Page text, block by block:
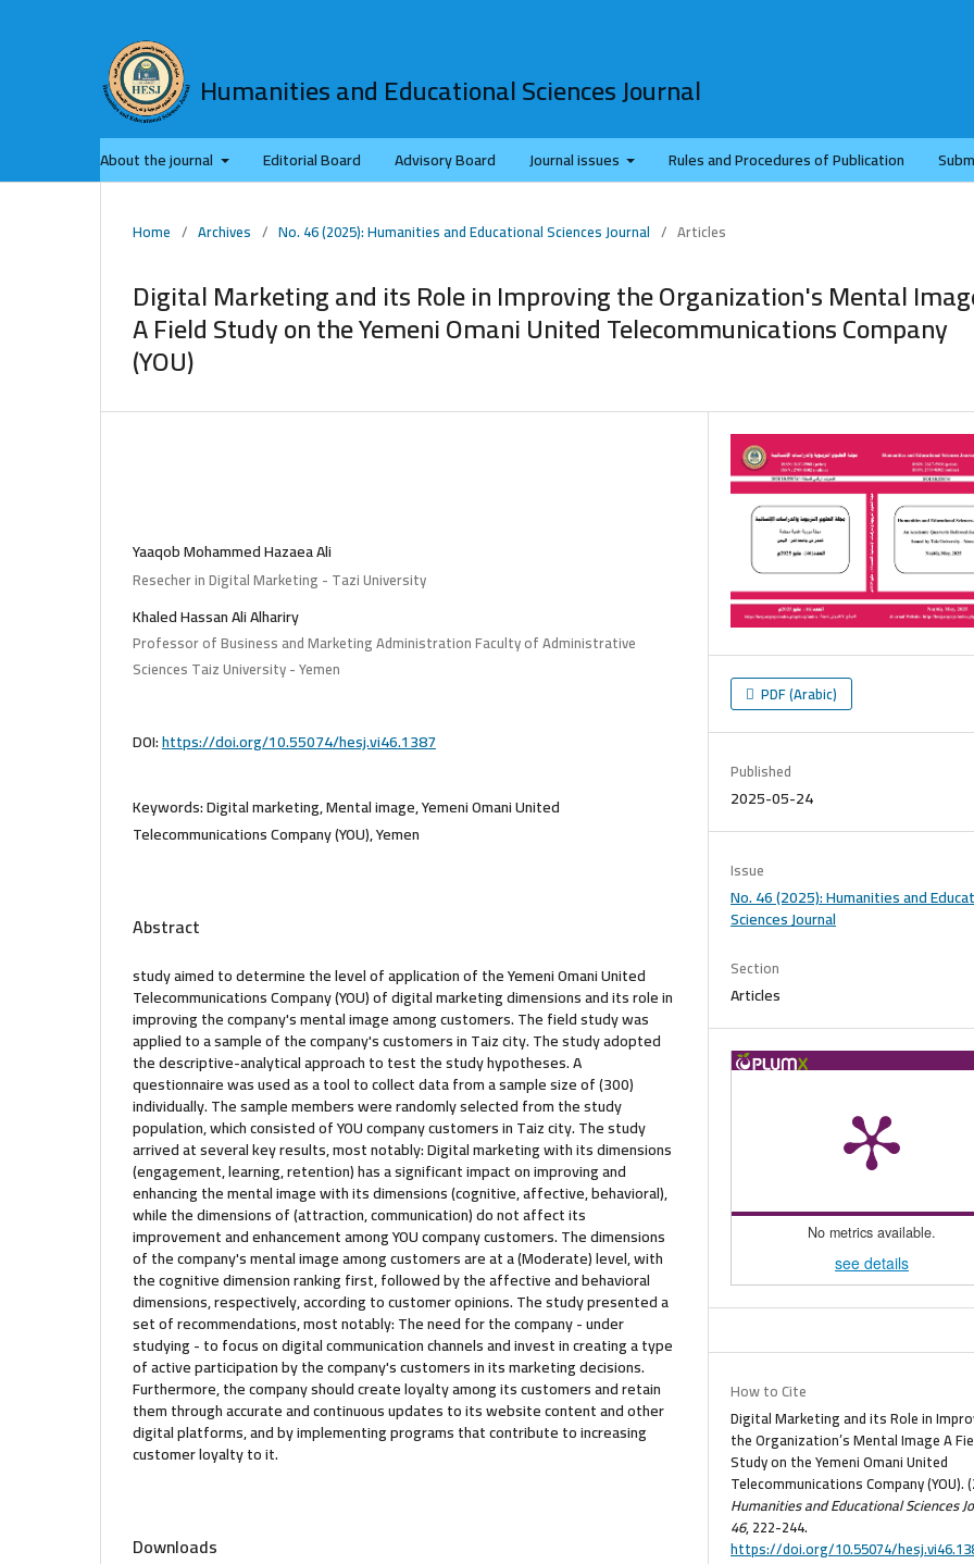
Humanities and Educational Sciences Journal
About the journal Editorial Board Advisory Board Journal issues Rules and Procedures of Publication
Home / Archives / No. 46 (2025): Humanities and Educational Sciences Journal / Articles
Digital Marketing and its Role in Improving the Organization's Mental
A Field Study on the Yemeni Omani United Telecommunications Company
(YOU)
Yaaqob Mohammed Hazaea Ali
Resecher in Digital Marketing - Tazi University
Khaled Hassan Ali Alhariry
Professor of Business and Marketing Administration Faculty of Administrative
Sciences Taiz University - Yemen
DOI:https://doi.org/10.55074/hesj.vi46.1387
Keywords:Digital marketing, Mental image, Yemeni Omani United
Telecommunications Company (YOU), Yemen
Abstract
study aimed to determine the level of application of the Yemeni Omani United
Telecommunications Company (YOU) of digital marketing dimensions and its role in
improving the company's mental image among customers. The field study was
applied to a sample of the company's customers in Taiz city. The study adopted
the descriptive-analytical approach to test the study hypotheses. A
questionnaire was used as a tool to collect data from a sample size of (300)
individually. The sample members were randomly selected from the study
population, which consisted of YOU company customers in Taiz city. The study
arrived at several key results, most notably: Digital marketing with its dimensions
(engagement, learning, retention) has a significant impact on improving and
enhancing the mental image with its dimensions (cognitive, affective, behavioral),
while the dimensions of (attraction, communication) do not affect its
improvement and enhancement among YOU company customers. The dimensions
of the company's mental image among customers are at a (Moderate) level, with
the cognitive dimension ranking first, followed by the affective and behavioral
dimensions, respectively, according to customer opinions. The study presented a
set of recommendations, most notably: The need for the company - under
studying - to focus on digital communication channels and invest in creating a type
of active participation by the company's customers in its marketing decisions.
Furthermore, the company should create loyalty among its customers and retain
them through accurate and continuous updates to its website content and other
digital platforms, and by implementing programs that contribute to increasing
customer loyalty to it.
Downloads
PDF (Arabic)
Published
2025-05-24
Issue
No. 46 (2025): Humanities and
Sciences Journal
Section
Articles
No metrics available.
see details
How to Cite
Digital Marketing and its Role in
the Organization’s Mental Image A
Study on the Yemeni Omani United
Telecommunications Company (YOU).
Humanities and Educational Sciences
46, 222-244.
https://doi.org/10.55074/